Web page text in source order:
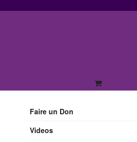
Faire un Don
Videos